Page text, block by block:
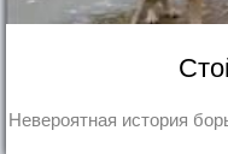
Невероятная история